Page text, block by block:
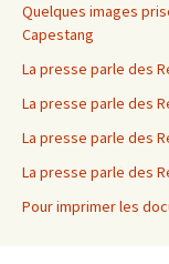
Quelques images
Capestang
La presse parle des
La presse parle des
La presse parle des
La presse parle des
Pour imprimer les